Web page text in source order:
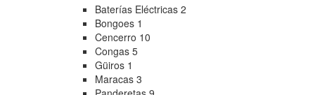
Baterías Eléctricas 2
Bongoes 1
Cencerro 10
Congas 5
Güiros 1
Maracas 3